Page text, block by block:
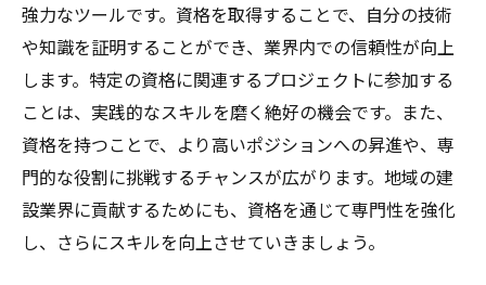
強力なツールです。資格を取得することで、自分の技術
や知識を証明することができ、業界内での信頼性が向上
します。特定の資格に関連するプロジェクトに参加する
ことは、実践的なスキルを磨く絶好の機会です。また、
資格を持つことで、より高いポジションへの昇進や、専
門的な役割に挑戦するチャンスが広がります。地域の建
設業界に貢献するためにも、資格を通じて専門性を強化
し、さらにスキルを向上させていきましょう。